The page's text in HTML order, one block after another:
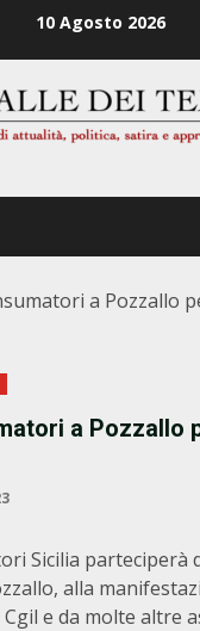
10 Agosto 2026
a Pozzallo
a Pozzallo
Sicilia parteciperà
alla
e da molte altre